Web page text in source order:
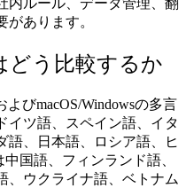
内ルール、データ管理、翻
あります。
どう比較するか
よびmacOS/Windowsの多言
イツ語、スペイン語、イタ
語、日本語、ロシア語、ヒ
国語、フィンランド語、
、ウクライナ語、ベトナム